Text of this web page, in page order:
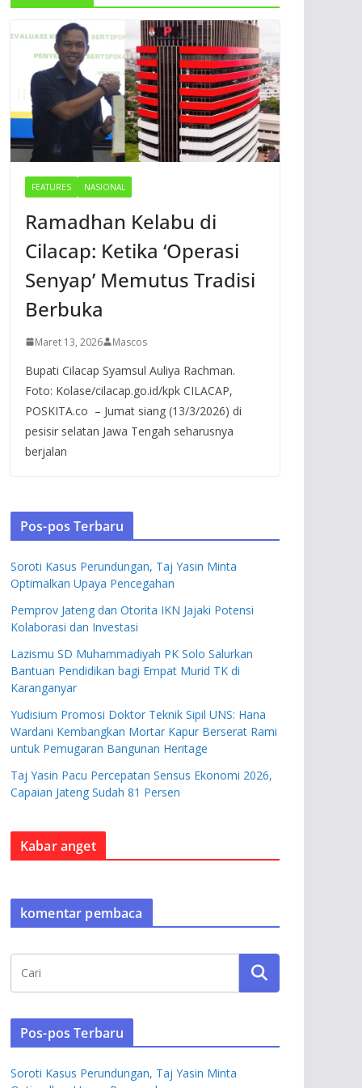
FEATURES NASIONAL
Ramadhan Kelabu di
Cilacap: Ketika ‘Operasi
Senyap’ Memutus Tradisi
Berbuka
Maret 13, 2026 Mascos
Bupati Cilacap Syamsul Auliya Rachman.
Foto: Kolase/cilacap.go.id/kpk CILACAP,
POSKITA.co – Jumat siang (13/3/2026) di
pesisir selatan Jawa Tengah seharusnya
berjalan
Pos-pos Terbaru
Soroti Kasus Perundungan, Taj Yasin Minta
Optimalkan Upaya Pencegahan
Pemprov Jateng dan Otorita IKN Jajaki Potensi
Kolaborasi dan Investasi
Lazismu SD Muhammadiyah PK Solo Salurkan
Bantuan Pendidikan bagi Empat Murid TK di
Karanganyar
Yudisium Promosi Doktor Teknik Sipil UNS: Hana
Wardani Kembangkan Mortar Kapur Berserat Rami
untuk Pemugaran Bangunan Heritage
Taj Yasin Pacu Percepatan Sensus Ekonomi 2026,
Capaian Jateng Sudah 81 Persen
Kabar anget
komentar pembaca
Pos-pos Terbaru
Soroti Kasus Perundungan, Taj Yasin Minta